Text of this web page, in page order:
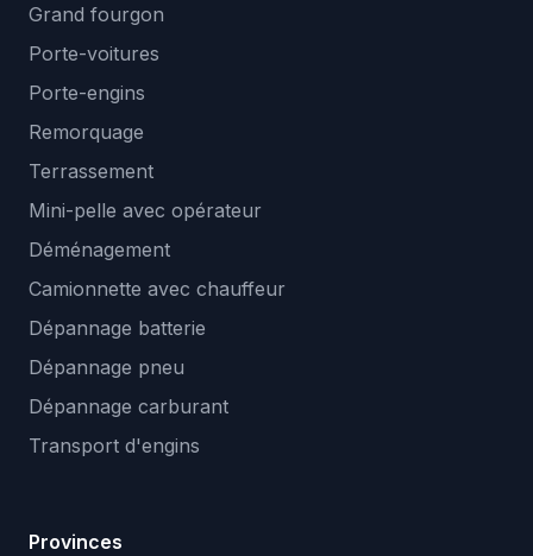
Grand fourgon
Porte-voitures
Porte-engins
Remorquage
Terrassement
Mini-pelle avec opérateur
Déménagement
Camionnette avec chauffeur
Dépannage batterie
Dépannage pneu
Dépannage carburant
Transport d'engins
Provinces